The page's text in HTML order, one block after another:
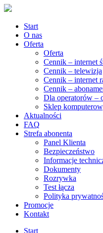
Start
O nas
Oferta
Oferta
Cennik – internet
Cennik – telewizja
Cennik – internet
Cennik –
Dla operatorów –
Sklep
Aktualności
FAQ
Strefa abonenta
Panel Klienta
Bezpieczeństwo
Informacje
Dokumenty
Rozrywka
Test łącza
Polityka
Promocje
Kontakt
Start